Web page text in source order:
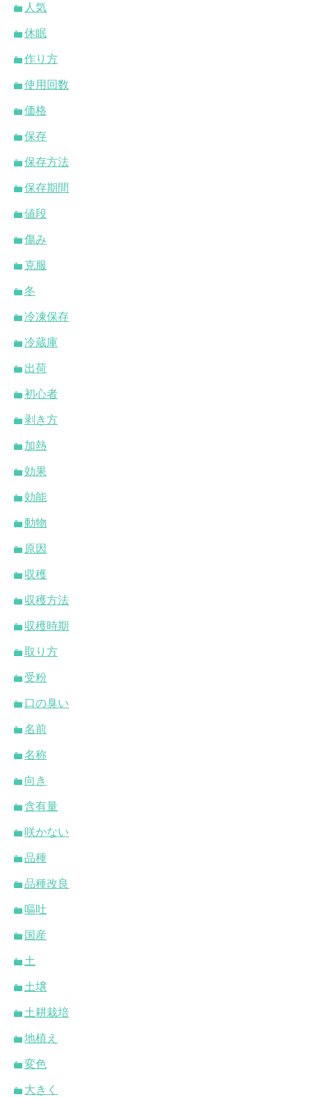
人気
休眠
作り方
使用回数
価格
保存
保存方法
保存期間
値段
傷み
克服
冬
冷凍保存
冷蔵庫
出荷
初心者
剥き方
加熱
効果
効能
動物
原因
収穫
収穫方法
収穫時期
取り方
受粉
口の臭い
名前
名称
向き
含有量
咲かない
品種
品種改良
嘔吐
国産
土
土壌
土耕栽培
地植え
変色
大きく